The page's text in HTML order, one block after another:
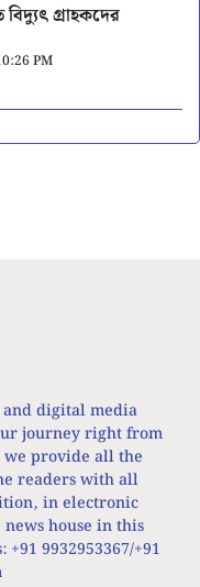
গ্রাহকদের
PM
digital media
journey right from
provide all the
readers with all
in electronic
house in this
9932953367/+91